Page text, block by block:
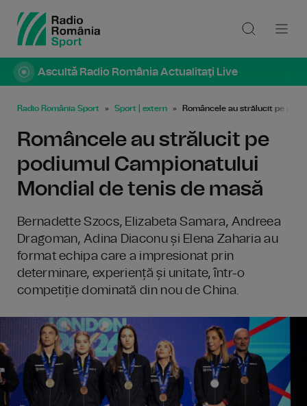
Ascultă Radio România Actualitaţi Live
Radio România Sport Sport | extern Româncele au strălucit pe
Româncele au strălucit pe
podiumul Campionatului
Mondial de tenis de masă
Bernadette Szocs, Elizabeta Samara, Andreea
Dragoman, Adina Diaconu și Elena Zaharia au
format echipa care a impresionat prin
determinare, experiență și unitate, într-o
competiție dominată din nou de China.